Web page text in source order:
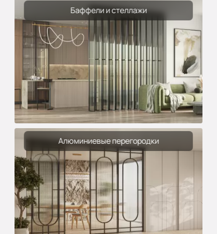
Баффели и стеллажи
Алюминиевые перегородки